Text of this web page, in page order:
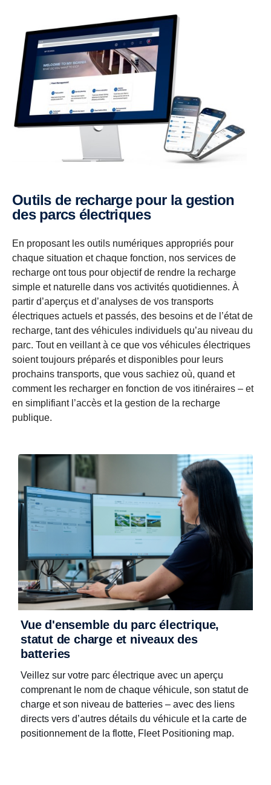
Outils de recharge pour la gestion
des parcs électriques
En proposant les outils numériques appropriés pour
chaque situation et chaque fonction, nos services de
recharge ont tous pour objectif de rendre la recharge
simple et naturelle dans vos activités quotidiennes. À
partir d’aperçus et d’analyses de vos transports
électriques actuels et passés, des besoins et de l’état de
recharge, tant des véhicules individuels qu’au niveau du
parc. Tout en veillant à ce que vos véhicules électriques
soient toujours préparés et disponibles pour leurs
prochains transports, que vous sachiez où, quand et
comment les recharger en fonction de vos itinéraires – et
en simplifiant l’accès et la gestion de la recharge
publique.
Vue d'ensemble du parc électrique,
statut de charge et niveaux des
batteries
Veillez sur votre parc électrique avec un aperçu
comprenant le nom de chaque véhicule, son statut de
charge et son niveau de batteries – avec des liens
directs vers d’autres détails du véhicule et la carte de
positionnement de la flotte, Fleet Positioning map.